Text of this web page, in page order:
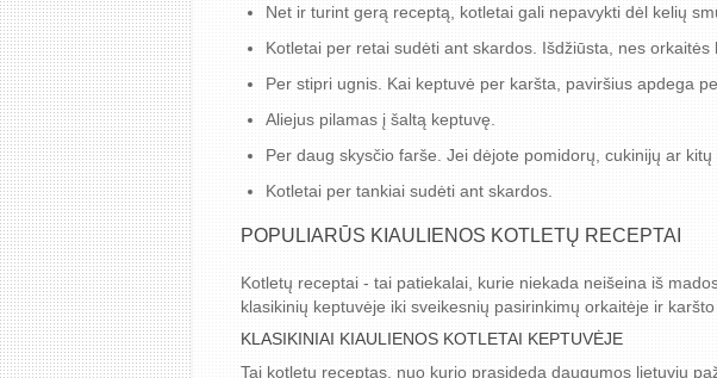
Net ir turint gerą receptą, kotletai gali nepavykti dėl kelių
Kotletai per retai sudėti ant skardos. Išdžiūsta, nes
Per stipri ugnis. Kai keptuvė per karšta, paviršius apdega
Aliejus pilamas į šaltą keptuvę.
Per daug skysčio farše. Jei dėjote pomidorų, cukinijų ar
Kotletai per tankiai sudėti ant skardos.
POPULIARŪS KIAULIENOS KOTLETŲ RECEPTAI
Kotletų receptai - tai patiekalai, kurie niekada neišeina iš
klasikinių keptuvėje iki sveikesnių pasirinkimų orkaitėje ir
KLASIKINIAI KIAULIENOS KOTLETAI KEPTUVĖJE
Tai kotletų receptas, nuo kurio prasideda daugumos lietuvių